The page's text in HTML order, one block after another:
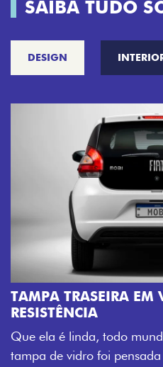
SAIBA TUDO
DESIGN
ROBUSTEZ E
Compacto com espírito
combina visual urbano
versão Trekking, como